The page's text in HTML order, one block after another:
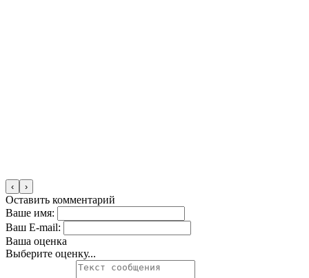
‹ ›
Оставить комментарий
Ваше имя:
Ваш E-mail:
Ваша оценка
Выберите оценку...